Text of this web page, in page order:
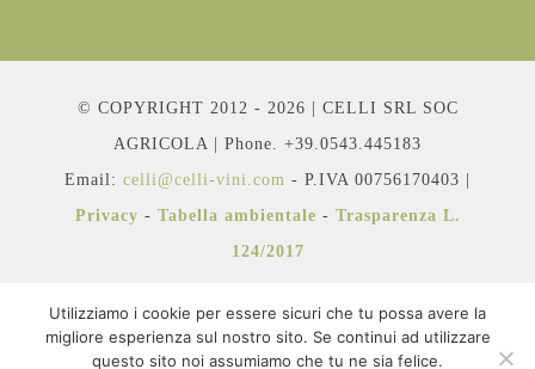
© COPYRIGHT 2012 - 2026 | CELLI SRL SOC
AGRICOLA | Phone. +39.0543.445183
Email: celli@celli-vini.com - P.IVA 00756170403 |
Privacy - Tabella ambientale - Trasparenza L.
124/2017
Utilizziamo i cookie per essere sicuri che tu possa avere la
migliore esperienza sul nostro sito. Se continui ad utilizzare
questo sito noi assumiamo che tu ne sia felice.